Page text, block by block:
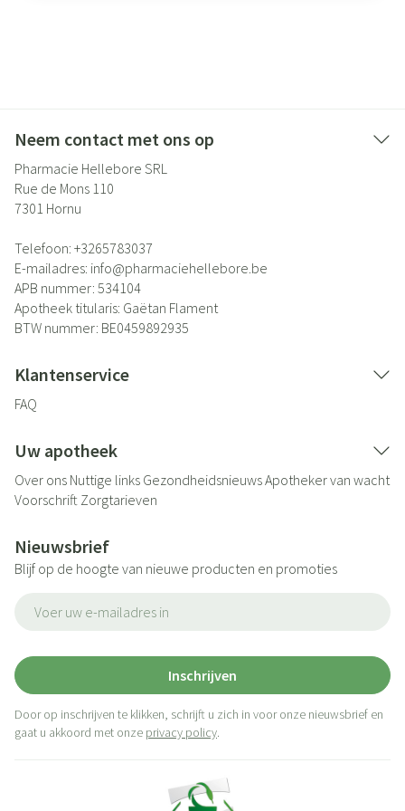
Neem contact met ons op
Pharmacie Hellebore SRL
Rue de Mons 110
7301 Hornu
Telefoon: +3265783037
E-mailadres: info@pharmaciehellebore.be
APB nummer: 534104
Apotheek titularis: Gaëtan Flament
BTW nummer: BE0459892935
Klantenservice
FAQ
Uw apotheek
Over ons Nuttige links GezondheidsnieuwsApotheker van wacht
Voorschrift Zorgtarieven
Nieuwsbrief
Blijf op de hoogte van nieuwe producten en promoties
Inschrijven
Door op inschrijven te klikken, schrijft u zich in voor onze nieuwsbrief en
gaat u akkoord met onze privacy policy.